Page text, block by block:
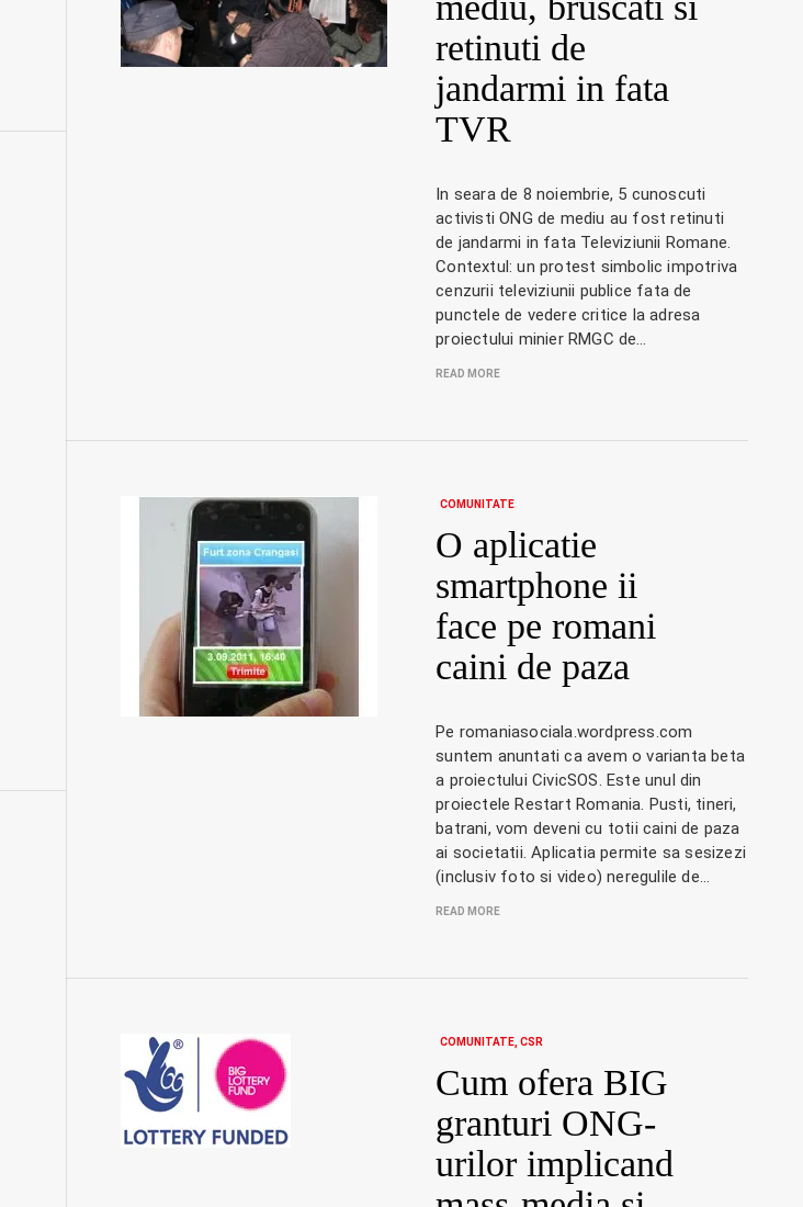
retinuti de
jandarmi in fata
TVR
In seara de 8 noiembrie, 5 cunoscuti
activisti ONG de mediu au fost retinuti
de jandarmi in fata Televiziunii Romane.
Contextul: un protest simbolic impotriva
cenzurii televiziunii publice fata de
punctele de vedere critice la adresa
proiectului minier RMGC de…
READ MORE
COMUNITATE
O aplicatie
smartphone ii
face pe romani
caini de paza
Pe romaniasociala.wordpress.com
suntem anuntati ca avem o varianta beta
a proiectului CivicSOS. Este unul din
proiectele Restart Romania. Pusti, tineri,
batrani, vom deveni cu totii caini de paza
ai societatii. Aplicatia permite sa sesizezi
(inclusiv foto si video) neregulile de…
READ MORE
COMUNITATE CSR
Cum ofera BIG
granturi ONG-
urilor implicand